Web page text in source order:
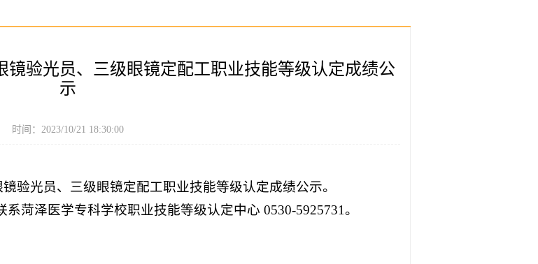
镜验光员、三级眼镜定配工职业技能等级认定成绩公
示
时间：2023/10/21 18:30:00
验光员、三级眼镜定配工职业技能等级认定成绩公示。
菏泽医学专科学校职业技能等级认定中心 0530-5925731。